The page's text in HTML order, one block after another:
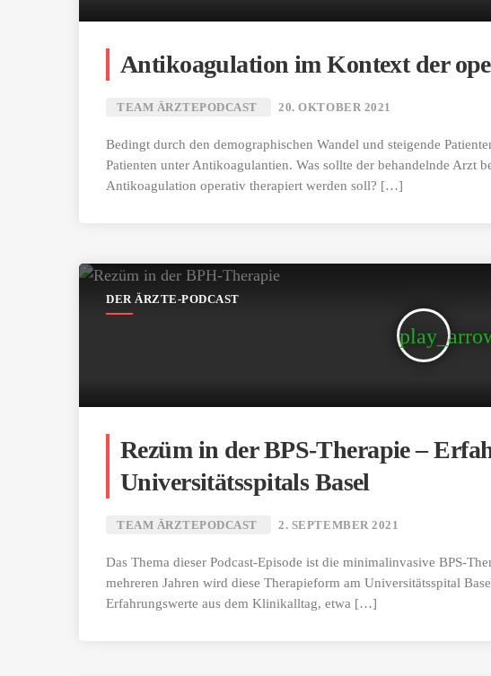
Antikoagulation im Kontext der
TEAM ÄRZTEPODCAST 20. OKTOBER 2021
Bedingt durch den demographischen Wandel und steigende
Patienten unter Antikoagulantien. Was sollte der behandelnde Arzt
Antikoagulation operativ therapiert werden soll? […]
DER ÄRZTE-PODCAST
Rezüm in der BPS-Therapie –
Universitätsspitals Basel
TEAM ÄRZTEPODCAST 2. SEPTEMBER 2021
Das Thema dieser Podcast-Episode ist die minimalinvasive BPS-
mehreren Jahren wird diese Therapieform am Universitätsspital
Erfahrungswerte aus dem Klinikalltag, etwa […]